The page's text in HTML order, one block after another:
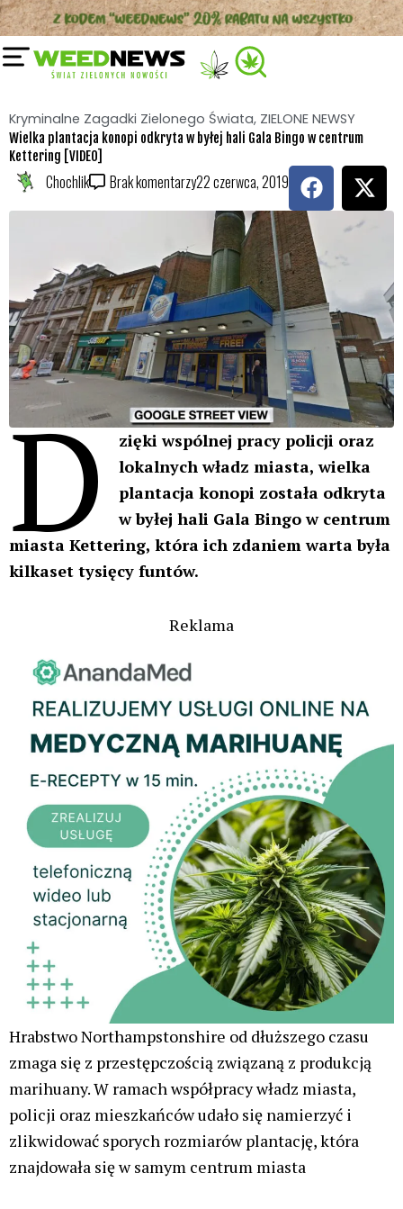
Przejdź
do
treści
Kryminalne Zagadki Zielonego Świata, ZIELONE NEWSY
Wielka plantacja konopi odkryta w byłej hali Gala Bingo w centrum
Kettering [VIDEO]
Chochlik Brak komentarzy22 czerwca, 2019 F
a
c
e
b
o
o
k
X
-
t
t
t
e
r
D
zięki wspólnej pracy policji oraz
lokalnych władz miasta, wielka
plantacja konopi została odkryta
w byłej hali Gala Bingo w centrum
miasta Kettering, która ich zdaniem warta była
kilkaset tysięcy funtów.
Reklama
Hrabstwo Northampstonshire od dłuższego czasu
zmaga się z przestępczością związaną z produkcją
marihuany. W ramach współpracy władz miasta,
policji oraz mieszkańców udało się namierzyć i
zlikwidować sporych rozmiarów plantację, która
znajdowała się w samym centrum miasta